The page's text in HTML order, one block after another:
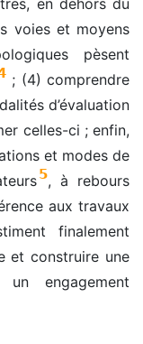
voies et moyens
pèsent
; (4) comprendre
d’évaluation
celles-ci ; enfin,
et modes de
5, à rebours
aux travaux
finalement
et construire une
un engagement